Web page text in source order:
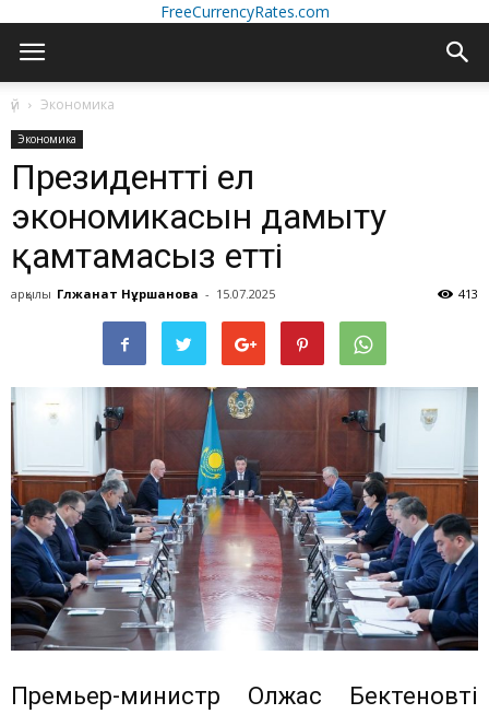
FreeCurrencyRates.com
үй Экономика
Экономика
Президенттің ел
экономикасын дамыту
қамтамасыз етті
арқылы Гүлжанат Нұршанова - 15.07.2025 413
Премьер-министр Олжас Бектеновтің